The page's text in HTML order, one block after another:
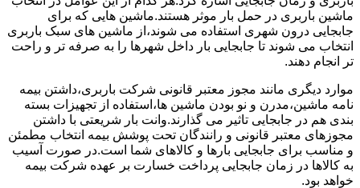
ماشین باربری در حمل بار موثر هستند.ماشین هایی که برای
جابجایی درون شهری استفاده می شوند،از ماشین های سبک باربری
انتخاب می شوند تا جابجایی بار داخل شهرها را به صرفه تر و راحت
تر انجام دهند.
موارد دیگری مانند مجوز معتبر قانونی شرکت باربری،داشتن بیمه
نامه ماشین،مدرن و نو بودن ماشین ها،استفاده از تجهیزات بسته
بندی هم در جابجایی تاثیر می گذارند.وانت بار شریعتی با داشتن
مجوزهای معتبر قانونی و رانندگان تحت پوشش بیمه انتخاب مطمئن
و مناسب برای جابجایی بارها و کالاهای شما است.در صورت آسیب
به کالاها در زمان جابجایی پرداخت خسارت بر عهده شرکت بیمه
خواهد بود.